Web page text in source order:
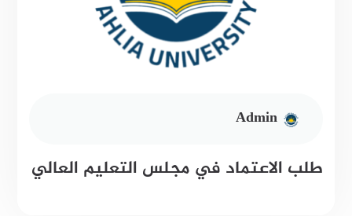
Admin
طلب الاعتماد في مجلس التعليم العالي